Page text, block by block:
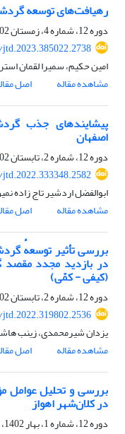
رهیافت‌های توسعه
دوره 12، شماره 4، زمستان 1402، صفحه
امین حکیم، سمیرا لقمان
مشاهده مقاله
اصل
پیشایندهای جذب
اصفهان
دوره 12، شماره 2، تابستان 1402، صفحه
ابوالفضل اردشیر تاج زاده
مشاهده مقاله
اصل
در بازدید مجدد مقصد
(کیفی - کمّی)
دوره 12، شماره 2، تابستان 1402، صفحه
یزدان شیرمحمدی، زینب
مشاهده مقاله
اصل
بررسی و تحلیل عوامل
در کلان‌شهر اهواز
دوره 12، شماره 1، بهار 1402، صفحه